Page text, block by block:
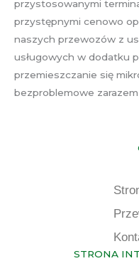
przystosowanymi
przystępnymi cenowo
naszych przewozów z
usługowych w dodatku
przemieszczanie się
bezproblemowe zarazem
STRONA